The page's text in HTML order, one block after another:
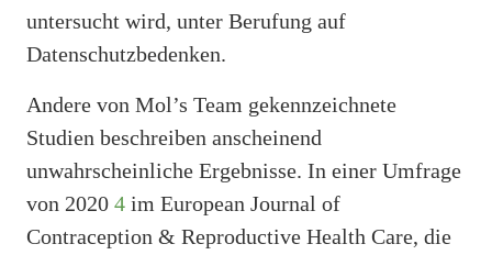
untersucht wird, unter Berufung auf
Datenschutzbedenken.
Andere von Mol’s Team gekennzeichnete
Studien beschreiben anscheinend
unwahrscheinliche Ergebnisse. In einer Umfrage
von 2020 4 im European Journal of
Contraception & Reproductive Health Care, die